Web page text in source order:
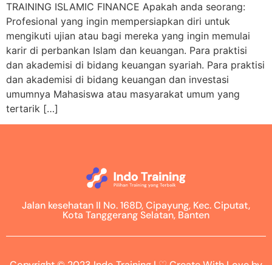
TRAINING ISLAMIC FINANCE Apakah anda seorang:
Profesional yang ingin mempersiapkan diri untuk
mengikuti ujian atau bagi mereka yang ingin memulai
karir di perbankan Islam dan keuangan. Para praktisi
dan akademisi di bidang keuangan syariah. Para praktisi
dan akademisi di bidang keuangan dan investasi
umumnya Mahasiswa atau masyarakat umum yang
tertarik […]
Jalan kesehatan II No. 168D, Cipayung, Kec. Ciputat,
Kota Tanggerang Selatan, Banten